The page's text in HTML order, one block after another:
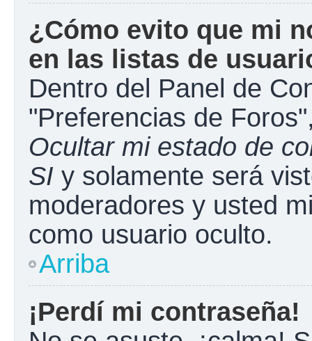
¿Cómo evito que mi
en las listas de
Dentro del Panel de
"Preferencias de
Ocultar mi estado de
SI y solamente será
moderadores y usted
como usuario oculto.
Arriba
¡Perdí mi contraseña!